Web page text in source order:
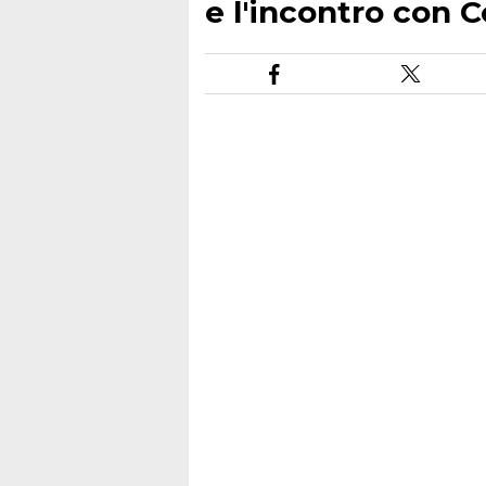
e l'incontro con